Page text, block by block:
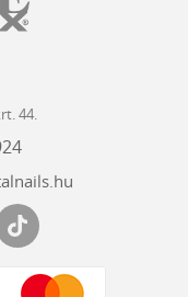
44.